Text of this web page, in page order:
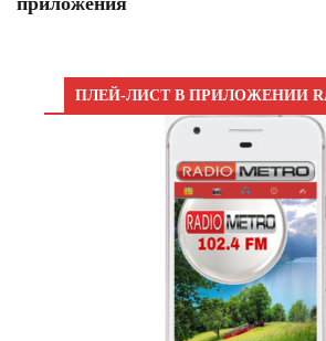
ПЛЕЙ-ЛИСТ В ПРИЛОЖЕНИИ